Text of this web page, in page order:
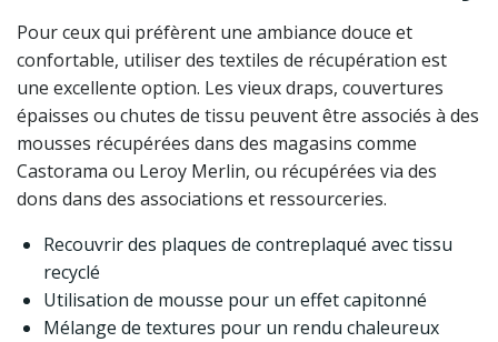
Pour ceux qui préfèrent une ambiance douce et
confortable, utiliser des textiles de récupération est
une excellente option. Les vieux draps, couvertures
épaisses ou chutes de tissu peuvent être associés à des
mousses récupérées dans des magasins comme
Castorama ou Leroy Merlin, ou récupérées via des
dons dans des associations et ressourceries.
Recouvrir des plaques de contreplaqué avec tissu
recyclé
Utilisation de mousse pour un effet capitonné
Mélange de textures pour un rendu chaleureux